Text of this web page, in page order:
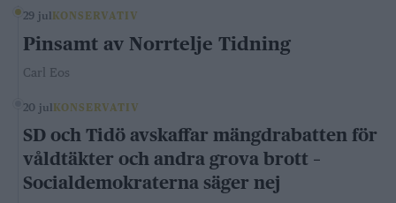
29 jul KONSERVATIV
Pinsamt av Norrtelje Tidning
Carl Eos
20 jul KONSERVATIV
SD och Tidö avskaffar mängdrabatten för
våldtäkter och andra grova brott –
Socialdemokraterna säger nej